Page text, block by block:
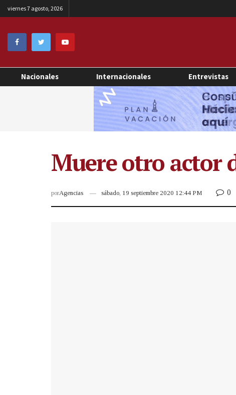
viernes 7 agosto, 2026
Nacionales Internacionales Entrevistas
Muere otro actor
porAgencias sábado, 19 septiembre 2020 12:44 PM 0